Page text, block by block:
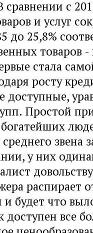
сравнении с
и услуг
до 25,8%
товаров
стала
росту
доступные,
Простой
звена
у них
распирает
и будет что
все